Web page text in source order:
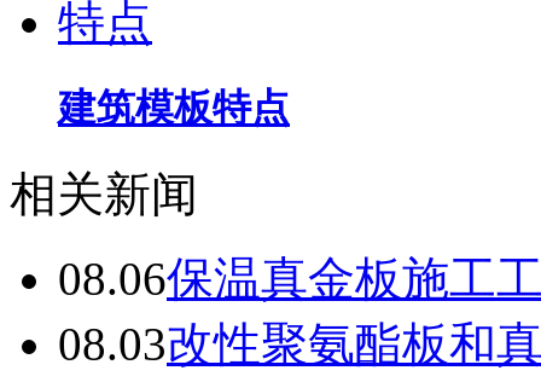
建筑模板特点
相关新闻
08.06保温真金板施工
08.03改性聚氨酯板和